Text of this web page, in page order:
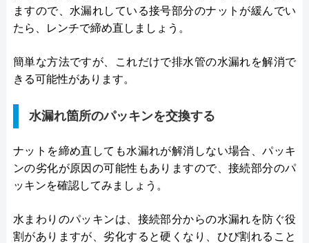
ますので、水漏れしている接号部分のナットが緩んでい
たら、レンチで締め直しましょう。
簡単な方法ですが、これだけで排水管の水漏れを解消で
きる可能性があります。
水漏れ箇所のパッキンを交換する
ナットを締め直しても水漏れが解消しない場合、パッキ
ンの劣化が原因の可能性もありますので、接続部分のパ
ッキンを確認してみましょう。
水まわりのパッキンは、接続部分からの水漏れを防ぐ役
割がありますが、劣化すると硬くなり、ひび割れること